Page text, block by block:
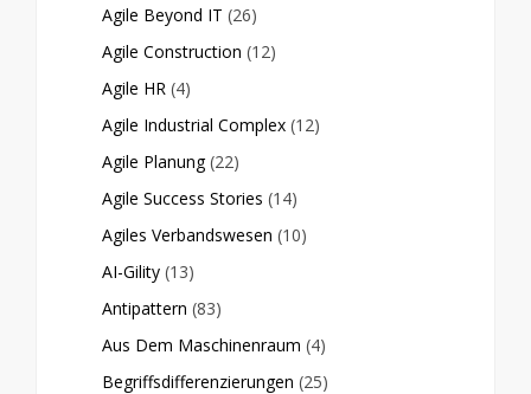
Agile Beyond IT (26)
Agile Construction (12)
Agile HR (4)
Agile Industrial Complex (12)
Agile Planung (22)
Agile Success Stories (14)
Agiles Verbandswesen (10)
AI-Gility (13)
Antipattern (83)
Aus Dem Maschinenraum (4)
Begriffsdifferenzierungen (25)